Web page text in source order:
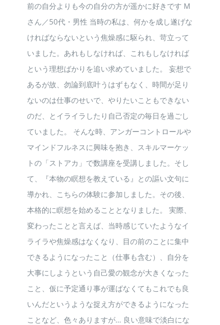
前の自分よりも今の自分の方が遥かに好きです M
さん／50代・男性 当時の私は、何かを成し遂げな
ければならないという焦燥感に駆られ、苛立って
いました。あれもしなければ、これもしなければ
という理想ばかりを追い求めていました。 妄想で
あるが故、勿論到底叶うはずもなく、時間が足り
ないのは仕事のせいで、やりたいこともできない
のだ、とイライラしたり自己否定の毎日を過ごし
ていました。 そんな時、アンガーコントロールや
マインドフルネスに興味を抱き、スキルマーケッ
トの「ストアカ」で数講座を受講しました。そし
て、『本物の瞑想を教えている』との謳い文句に
導かれ、こちらの体験に参加しました。その後、
本格的に瞑想を始めることとなりました。 実際、
変わったことと言えば、当時感じていたようなイ
ライラや焦燥感はなくなり、目の前のことに集中
できるようになったこと（仕事も含む）、自分を
大事にしようという自己愛の観念が大きくなった
こと、仮に予定通り事が運ばなくてもこれでも良
いんだというような捉え方ができるようになった
ことなど、色々ありますが… 良い意味で淡白にな